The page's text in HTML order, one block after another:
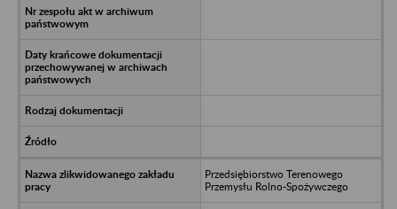
Przedsiębiorstwo Terenowego
Przemysłu Rolno-Spożywczego